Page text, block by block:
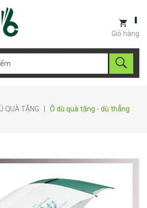
Giỏ hàng
QUÀ TẶNG Ô dù quà tặng - dù thẳng